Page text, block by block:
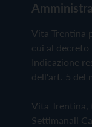
Vita Trentina
cui al decreto
Indicazione
dell'art. 5 del
Vita Trentina,
Settimanali